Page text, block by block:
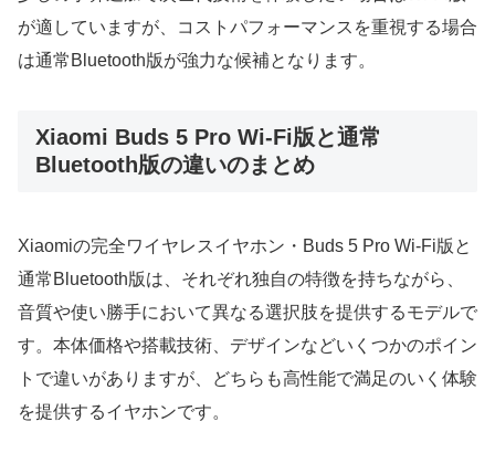
が適していますが、コストパフォーマンスを重視する場合
は通常Bluetooth版が強力な候補となります。
Xiaomi Buds 5 Pro Wi-Fi版と通常
Bluetooth版の違いのまとめ
Xiaomiの完全ワイヤレスイヤホン・Buds 5 Pro Wi-Fi版と
通常Bluetooth版は、それぞれ独自の特徴を持ちながら、
音質や使い勝手において異なる選択肢を提供するモデルで
す。本体価格や搭載技術、デザインなどいくつかのポイン
トで違いがありますが、どちらも高性能で満足のいく体験
を提供するイヤホンです。